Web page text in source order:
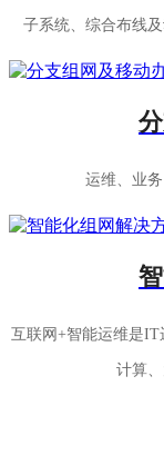
子系统、综合布线
运维、业
互联网+智能运维是
计算